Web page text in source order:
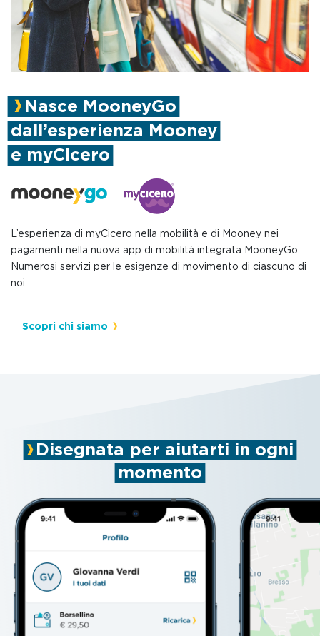
Nasce MooneyGo
dall’esperienza Mooney
e myCicero
L’esperienza di myCicero nella mobilità e di Mooney nei
pagamenti nella nuova app di mobilità integrata MooneyGo.
Numerosi servizi per le esigenze di movimento di ciascuno di
noi.
Scopri chi siamo
Disegnata per aiutarti in ogni
momento